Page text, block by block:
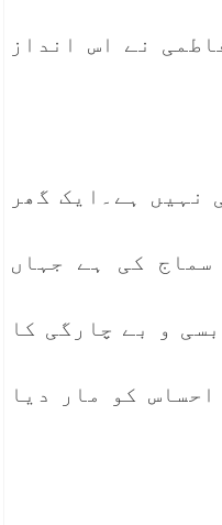
نے اس انداز
نہیں ہے۔ایک گھر
کی ہے جہاں
و بے چارگی کا
احساس کو مار دیا